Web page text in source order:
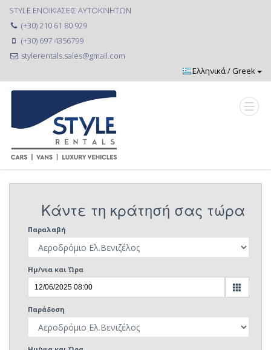
STYLE ΕΝΟΙΚΙΑΣΕΙΣ ΑΥΤΟΚΙΝΗΤΩΝ
(+30) 210 61 80 929
(+30) 697 4356799
stylerentals.sales@gmail.com
Κάντε τη κράτησή σας τώρα
Παραλαβή
Ημ/νια και Ώρα
Παράδοση